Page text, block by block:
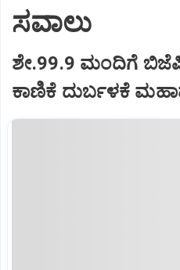
ಸವಾಲು
ಶೇ.99.9 ಮಂದಿಗೆ
ಕಾಣಿಕೆ ದುರ್ಬಳಕೆ